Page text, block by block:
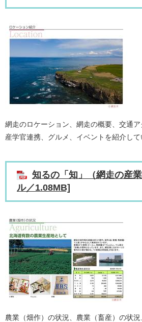
網走のロケーション、網走の概要、交通ア
産学官連携、グルメ、イベントを紹介して
知るの「知」（網走の産
ル／1.08MB]
農業（畑作）の状況、農業（畜産）の状